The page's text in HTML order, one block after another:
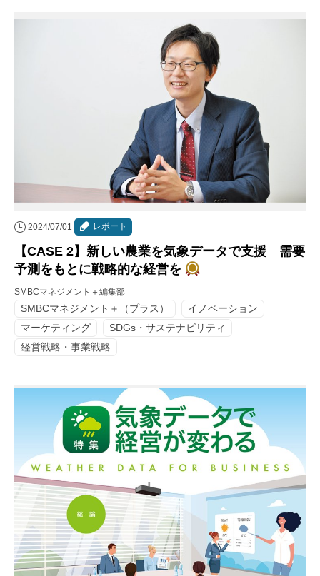
2024/07/01 レポート
【CASE 2】新しい農業を気象データで支援 需要
予測をもとに戦略的な経営を
SMBCマネジメント＋編集部
SMBCマネジメント＋（プラス）
イノベーション
マーケティング
SDGs・サステナビリティ
経営戦略・事業戦略